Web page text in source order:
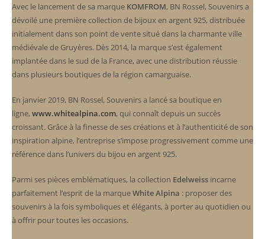
Avec le lancement de sa marque KOMFROM, BN Rossel, Souvenirs a
dévoilé une première collection de bijoux en argent 925, distribuée
initialement dans son point de vente situé dans la charmante ville
médiévale de Gruyères. Dès 2014, la marque s’est également
implantée dans le sud de la France, avec une distribution réussie
dans plusieurs boutiques de la région camarguaise.
En janvier 2019, BN Rossel, Souvenirs a lancé sa boutique en
ligne, www.whitealpina.com, qui connaît depuis un succès
croissant. Grâce à la finesse de ses créations et à l’authenticité de son
inspiration alpine, l’entreprise s’impose progressivement comme une
référence dans l’univers du bijou en argent 925.
Parmi ses pièces emblématiques, la collection Edelweiss incarne
parfaitement l’esprit de la marqueWhite Alpina : proposer des
souvenirs à la fois symboliques et élégants, à porter au quotidien ou
à offrir pour toutes les occasions.